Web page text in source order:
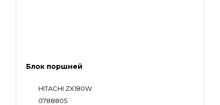
Блок поршней
HITACHI ZX180W
0788805